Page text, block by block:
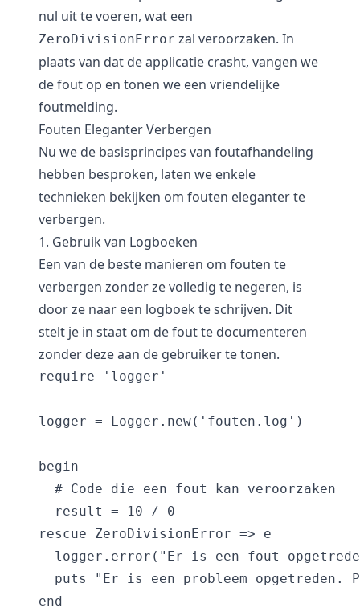
nul uit te voeren, wat een
ZeroDivisionError zal veroorzaken. In
plaats van dat de applicatie crasht, vangen we
de fout op en tonen we een vriendelijke
foutmelding.
Fouten Eleganter Verbergen
Nu we de basisprincipes van foutafhandeling
hebben besproken, laten we enkele
technieken bekijken om fouten eleganter te
verbergen.
1. Gebruik van Logboeken
Een van de beste manieren om fouten te
verbergen zonder ze volledig te negeren, is
door ze naar een logboek te schrijven. Dit
stelt je in staat om de fout te documenteren
zonder deze aan de gebruiker te tonen.
require 'logger'
logger = Logger.new('fouten.log')
begin
  # Code die een fout kan veroorzaken
  result = 10 / 0
rescue ZeroDivisionError => e
logger.error("Er is een fout
puts "Er is een probleem opgetreden.
end